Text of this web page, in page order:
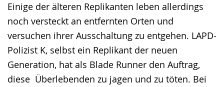
Einige der älteren Replikanten leben allerdings
noch versteckt an entfernten Orten und
versuchen ihrer Ausschaltung zu entgehen. LAPD-
Polizist K, selbst ein Replikant der neuen
Generation, hat als Blade Runner den Auftrag,
diese Überlebenden zu jagen und zu töten. Bei